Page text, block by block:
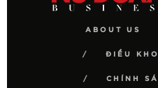
ABOUT US
ĐIỀU
CHÍNH